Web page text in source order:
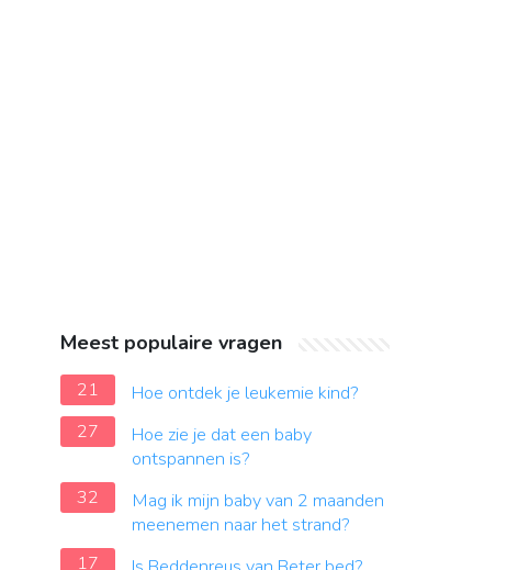
Meest populaire vragen
21
Hoe ontdek je leukemie kind?
27
Hoe zie je dat een baby
ontspannen is?
32
Mag ik mijn baby van 2 maanden
meenemen naar het strand?
17